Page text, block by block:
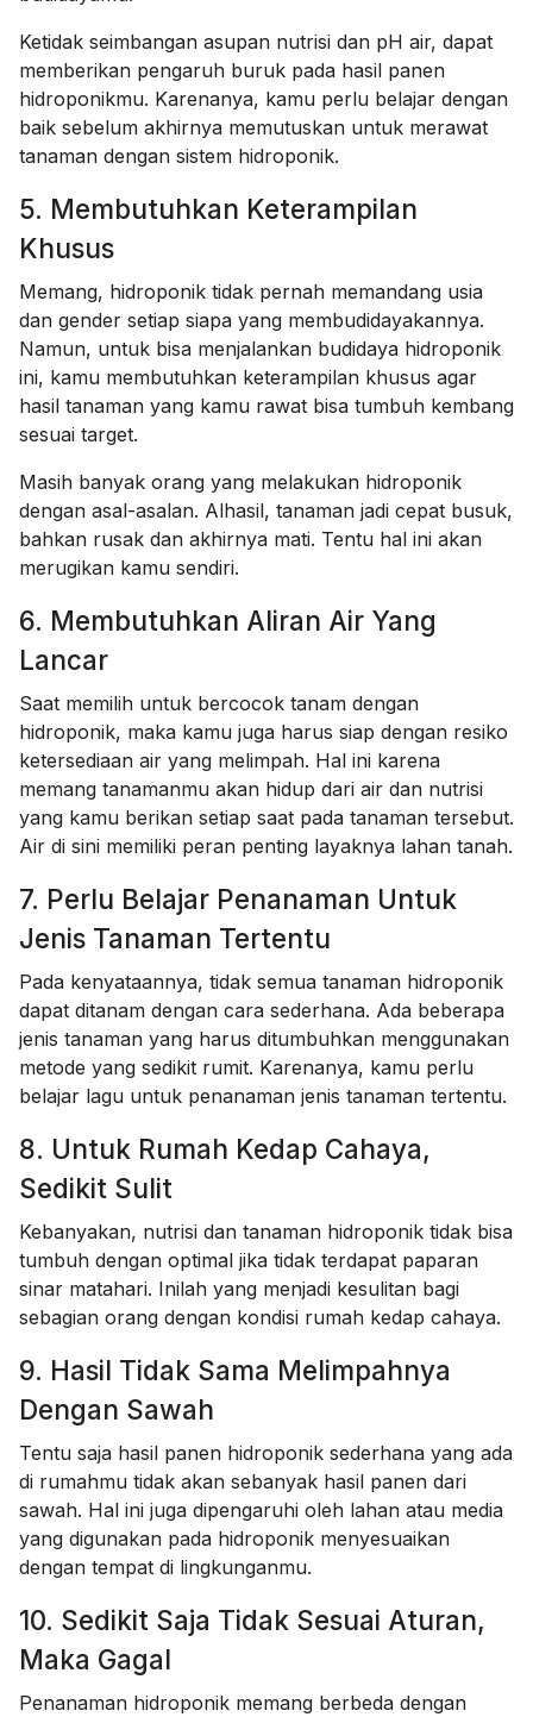
Ketidak seimbangan asupan nutrisi dan pH air, dapat
memberikan pengaruh buruk pada hasil panen
hidroponikmu. Karenanya, kamu perlu belajar dengan
baik sebelum akhirnya memutuskan untuk merawat
tanaman dengan sistem hidroponik.
5. Membutuhkan Keterampilan
Khusus
Memang, hidroponik tidak pernah memandang usia
dan gender setiap siapa yang membudidayakannya.
Namun, untuk bisa menjalankan budidaya hidroponik
ini, kamu membutuhkan keterampilan khusus agar
hasil tanaman yang kamu rawat bisa tumbuh kembang
sesuai target.
Masih banyak orang yang melakukan hidroponik
dengan asal-asalan. Alhasil, tanaman jadi cepat busuk,
bahkan rusak dan akhirnya mati. Tentu hal ini akan
merugikan kamu sendiri.
6. Membutuhkan Aliran Air Yang
Lancar
Saat memilih untuk bercocok tanam dengan
hidroponik, maka kamu juga harus siap dengan resiko
ketersediaan air yang melimpah. Hal ini karena
memang tanamanmu akan hidup dari air dan nutrisi
yang kamu berikan setiap saat pada tanaman tersebut.
Air di sini memiliki peran penting layaknya lahan tanah.
7. Perlu Belajar Penanaman Untuk
Jenis Tanaman Tertentu
Pada kenyataannya, tidak semua tanaman hidroponik
dapat ditanam dengan cara sederhana. Ada beberapa
jenis tanaman yang harus ditumbuhkan menggunakan
metode yang sedikit rumit. Karenanya, kamu perlu
belajar lagu untuk penanaman jenis tanaman tertentu.
8. Untuk Rumah Kedap Cahaya,
Sedikit Sulit
Kebanyakan, nutrisi dan tanaman hidroponik tidak bisa
tumbuh dengan optimal jika tidak terdapat paparan
sinar matahari. Inilah yang menjadi kesulitan bagi
sebagian orang dengan kondisi rumah kedap cahaya.
9. Hasil Tidak Sama Melimpahnya
Dengan Sawah
Tentu saja hasil panen hidroponik sederhana yang ada
di rumahmu tidak akan sebanyak hasil panen dari
sawah. Hal ini juga dipengaruhi oleh lahan atau media
yang digunakan pada hidroponik menyesuaikan
dengan tempat di lingkunganmu.
10. Sedikit Saja Tidak Sesuai Aturan,
Maka Gagal
Penanaman hidroponik memang berbeda dengan